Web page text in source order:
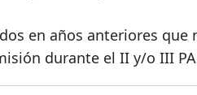
en años anteriores
durante el II y/o III